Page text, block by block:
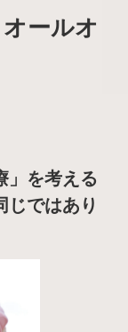
ールオ
」を考える
じではあり